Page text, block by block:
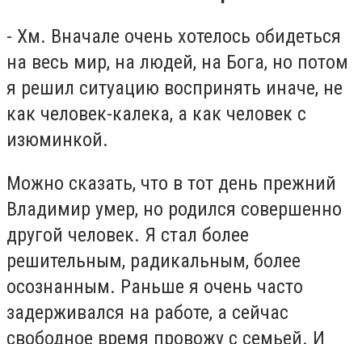
- Хм. Вначале очень хотелось обидеться
на весь мир, на людей, на Бога, но потом
я решил ситуацию воспринять иначе, не
как человек-калека, а как человек с
изюминкой.
Можно сказать, что в тот день прежний
Владимир умер, но родился совершенно
другой человек. Я стал более
решительным, радикальным, более
осознанным. Раньше я очень часто
задерживался на работе, а сейчас
свободное время провожу с семьей. И